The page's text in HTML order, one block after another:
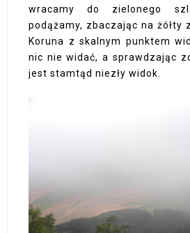
wracamy do zielonego
podążamy, zbaczając na żółty
Koruna z skalnym punktem
nic nie widać, a sprawdzając
jest stamtąd niezły widok.